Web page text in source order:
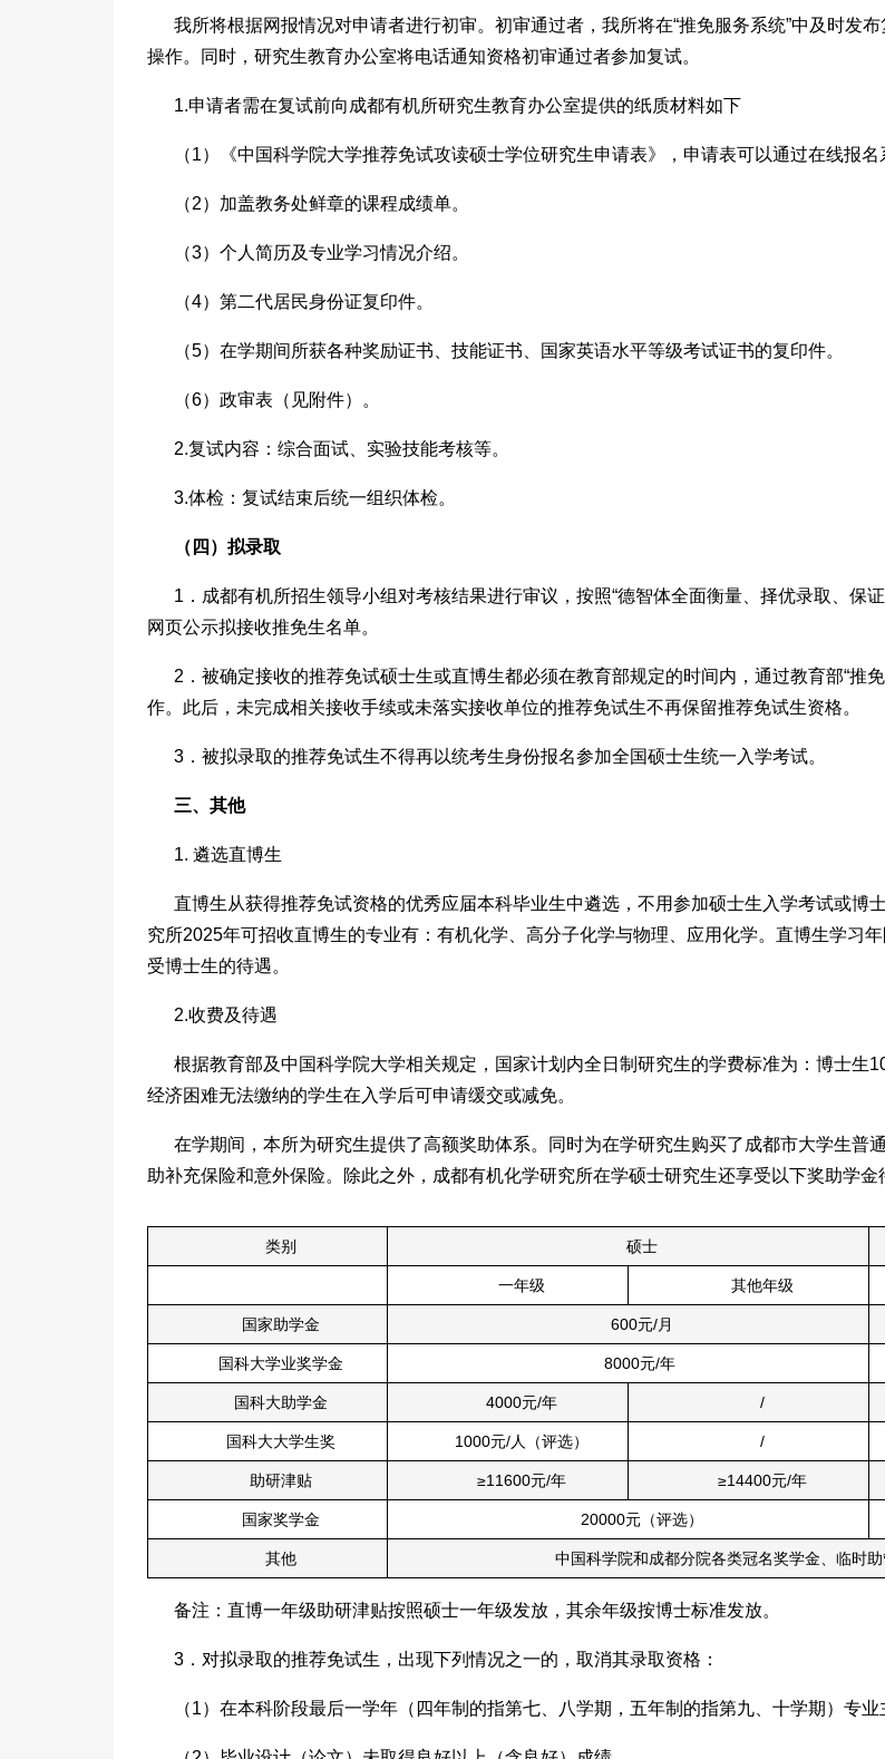
我所将根据网报情况对申请者进行初审。初审通过者，我所将在“推免服务系统”中及时发
操作。同时，研究生教育办公室将电话通知资格初审通过者参加复试。
1.申请者需在复试前向成都有机所研究生教育办公室提供的纸质材料如下
（1）《中国科学院大学推荐免试攻读硕士学位研究生申请表》，申请表可以通过在线报名
（2）加盖教务处鲜章的课程成绩单。
（3）个人简历及专业学习情况介绍。
（4）第二代居民身份证复印件。
（5）在学期间所获各种奖励证书、技能证书、国家英语水平等级考试证书的复印件。
（6）政审表（见附件）。
2.复试内容：综合面试、实验技能考核等。
3.体检：复试结束后统一组织体检。
（ 四 ）拟录取
1．成都有机所招生领导小组对考核结果进行审议，按照“德智体全面衡量、择优录取、保
网页公示拟接收推免生名单。
2．被确定接收的推荐免试硕士生或直博生都必须在教育部规定的时间内，通过教育部“推
作。此后，未完成相关接收手续或未落实接收单位的推荐免试生不再保留推荐免试生资格。
3．被拟录取的推荐免试生不得再以统考生身份报名参加全国硕士生统一入学考试。
三、其他
1. 遴选直博生
直博生从获得推荐免试资格的优秀应届本科毕业生中遴选，不用参加硕士生入学考试或博
究所2025年可招收直博生的专业有：有机化学、高分子化学与物理、应用化学。直博生学习
受博士生的待遇。
2.收费及待遇
根据教育部及中国科学院大学相关规定，国家计划内全日制研究生的学费标准为：博士生
经济困难无法缴纳的学生在入学后可申请缓交或减免。
在学期间，本所为研究生提供了高额奖助体系。同时为在学研究生购买了成都市大学生普
助补充保险和意外保险。除此之外，成都有机化学研究所在学硕士研究生还享受以下奖助学金
类别 硕士
一年级 其他年级
国家助学金 600元/月
国科大学业奖学金 8000元/年
国科大助学金 4000元/年 /
国科大大学生奖 1000元/人（评选） /
助研津贴 ≥11600元/年 ≥14400元/年
国家奖学金 20000元（评选）
其他 中国科学院和成都分院各类冠名奖学金、临时
备注：直博一年级助研津贴按照硕士一年级发放，其余年级按博士标准发放。
3．对拟录取的推荐免试生，出现下列情况之一的，取消其录取资格：
（1）在本科阶段最后一学年（四年制的指第七、八学期，五年制的指第九、十学期）专业